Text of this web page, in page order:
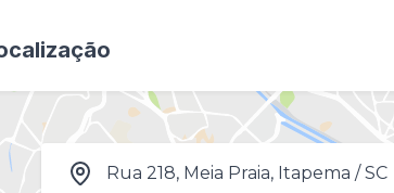
Rua 218, Meia Praia, Itapema / SC